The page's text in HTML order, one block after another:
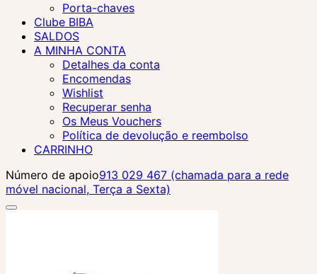
Porta-chaves
Clube BIBA
SALDOS
A MINHA CONTA
Detalhes da conta
Encomendas
Wishlist
Recuperar senha
Os Meus Vouchers
Política de devolução e reembolso
CARRINHO
Número de apoio913 029 467 (chamada para a rede
móvel nacional, Terça a Sexta)